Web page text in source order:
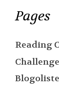
Pages
Reading